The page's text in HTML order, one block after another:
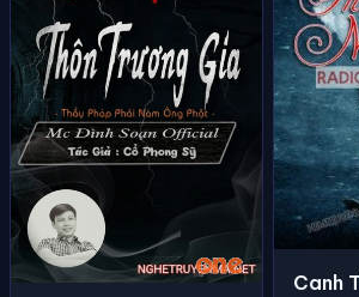
Canh